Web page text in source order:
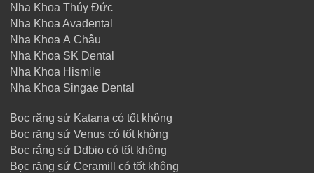
Nha Khoa Thúy Đức
Nha Khoa Avadental
Nha Khoa Á Châu
Nha Khoa SK Dental
Nha Khoa Hismile
Nha Khoa Singae Dental
Bọc răng sứ Katana có tốt không
Bọc răng sứ Venus có tốt không
Bọc rắng sứ Ddbio có tốt không
Bọc răng sứ Ceramill có tốt không